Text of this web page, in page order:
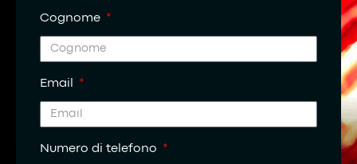
Cognome
Email
Numero di telefono